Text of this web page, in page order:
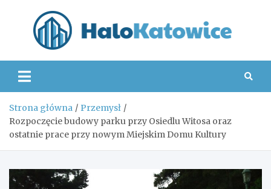
Strona główna
Przemysł
Rozpoczęcie budowy parku przy Osiedlu Witosa oraz
ostatnie prace przy nowym Miejskim Domu Kultury